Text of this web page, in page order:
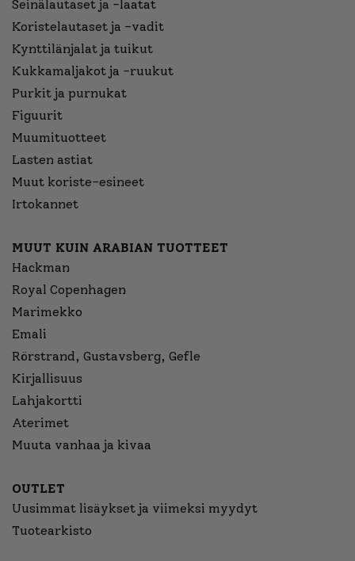
Seinälautaset ja -laatat
Koristelautaset ja -vadit
Kynttilänjalat ja tuikut
Kukkamaljakot ja -ruukut
Purkit ja purnukat
Figuurit
Muumituotteet
Lasten astiat
Muut koriste-esineet
Irtokannet
MUUT KUIN ARABIAN TUOTTEET
Hackman
Royal Copenhagen
Marimekko
Emali
Rörstrand, Gustavsberg, Gefle
Kirjallisuus
Lahjakortti
Aterimet
Muuta vanhaa ja kivaa
OUTLET
Uusimmat lisäykset ja viimeksi myydyt
Tuotearkisto